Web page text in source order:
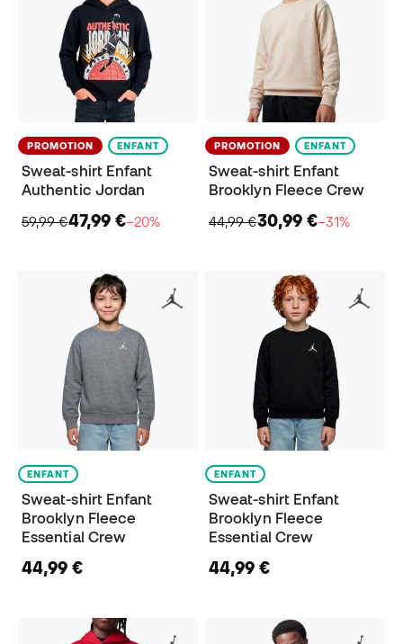
PROMOTION ENFANT
Sweat-shirt Enfant
Authentic Jordan
59,99 €47,99 €−20%
PROMOTION ENFANT
Sweat-shirt Enfant
Brooklyn Fleece Crew
44,99 €30,99 €−31%
ENFANT
Sweat-shirt Enfant
Brooklyn Fleece
Essential Crew
44,99 €
ENFANT
Sweat-shirt Enfant
Brooklyn Fleece
Essential Crew
44,99 €